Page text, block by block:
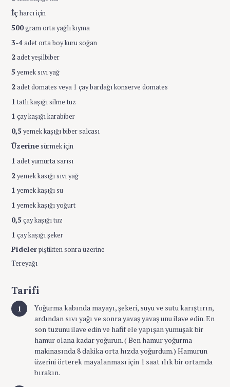
İç harcı için
500gram orta yağlı kıyma
3-4adet orta boy kuru soğan
2adet yeşilbiber
5yemek sıvı yağ
2adet domates veya 1 çay bardağı konserve domates
1 tatlı kaşığı silme tuz
1 çay kaşığı karabiber
0,5yemek kaşığı biber salcası
Üzerinesürmek için
1 adet yumurta sarısı
2yemek kasığı sıvı yağ
1 yemek kaşığı su
1 yemek kaşığı yoğurt
0,5çay kaşığı tuz
1 çay kaşığı şeker
Pidelerpiştikten sonra üzerine
Tereyağı
Tarifi
Yoğurma kabında mayayı, şekeri, suyu ve sutu karıştırın,
ardından sıvı yağı ve sonra yavaş yavaş unu ilave edin. En
son tuzunu ilave edin ve hafif ele yapışan yumuşak bir
hamur olana kadar yoğurun. ( Ben hamur yoğurma
makinasında 8 dakika orta hızda yoğurdum.) Hamurun
üzerini örterek mayalanması için 1 saat ılık bir ortamda
bırakın.